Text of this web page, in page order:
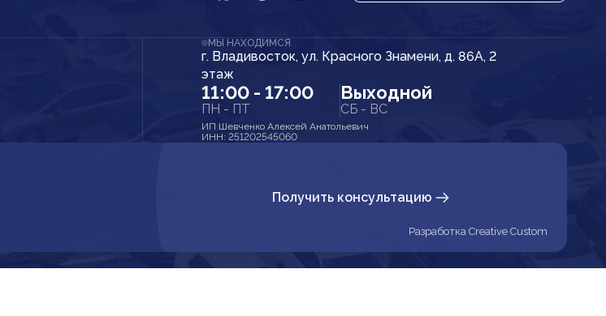
МЫ НАХОДИМСЯ
г. Владивосток, ул. Красного Знамени, д. 86А, 2
этаж
11:00 - 17:00
ПН - ПТ
Выходной
СБ - ВС
ИП Шевченко Алексей Анатольевич
ИНН: 251202545060
Получить консультацию
Разработка Creative Custom